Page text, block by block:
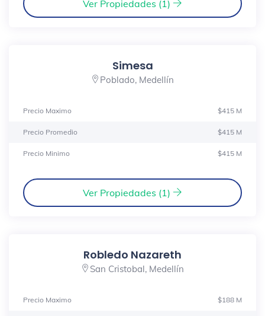
Ver Propiedades (1)
Simesa
Poblado, Medellín
Precio Maximo $415 M
Precio Promedio $415 M
Precio Minimo $415 M
Ver Propiedades (1)
Robledo Nazareth
San Cristobal, Medellín
Precio Maximo $188 M